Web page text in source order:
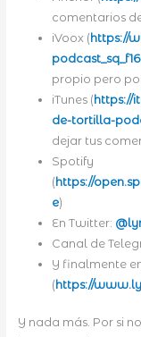
comentarios
iVoox (https://
propio pero
iTunes (https://
de-tortilla-
dejar tus
Spotify
(https://
e)
En Twitter:
Canal de
Y finalmente
(https://
Y nada más. Por si